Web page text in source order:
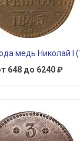
медь Николай I
648 до 6240 ₽